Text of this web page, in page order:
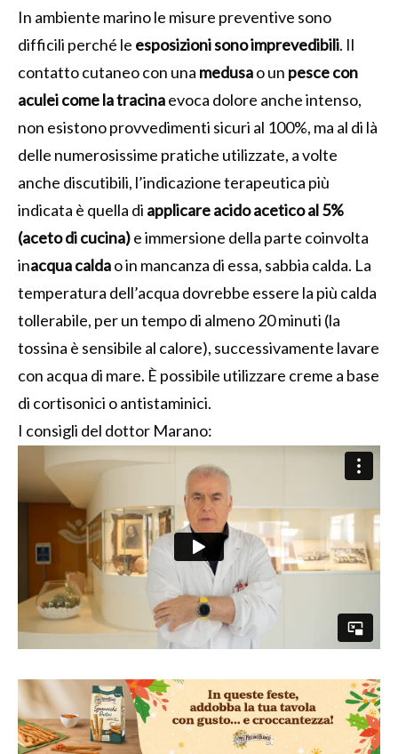
In ambiente marino le misure preventive sono
difficili perché le esposizioni sono imprevedibili. Il
contatto cutaneo con una medusao un pesce con
aculei come la tracinaevoca dolore anche intenso,
non esistono provvedimenti sicuri al 100%, ma al di là
delle numerosissime pratiche utilizzate, a volte
anche discutibili, l’indicazione terapeutica più
indicata è quella di applicare acido acetico al 5%
(aceto di cucina)e immersione della parte coinvolta
inacqua caldao in mancanza di essa, sabbia calda. La
temperatura dell’acqua dovrebbe essere la più calda
tollerabile, per un tempo di almeno 20 minuti (la
tossina è sensibile al calore), successivamente lavare
con acqua di mare. È possibile utilizzare creme a base
di cortisonici o antistaminici.
I consigli del dottor Marano: